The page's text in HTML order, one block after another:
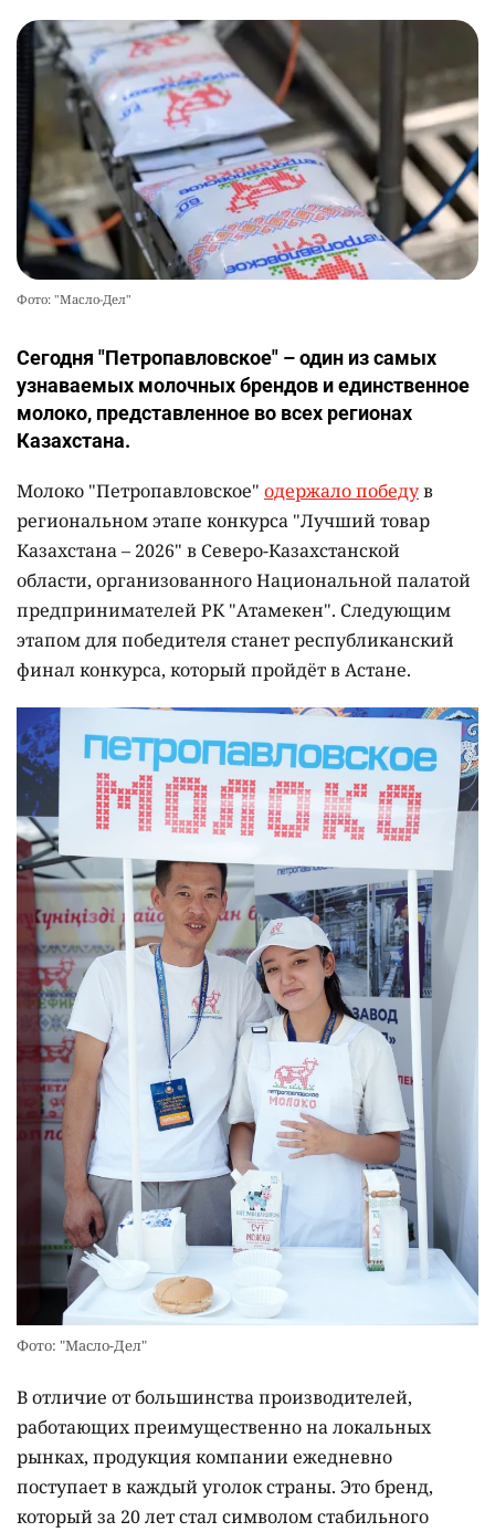
Фото: "Масло-Дел"
Сегодня "Петропавловское" – один из самых
узнаваемых молочных брендов и единственное
молоко, представленное во всех регионах
Казахстана.
Молоко "Петропавловское" одержало победув
региональном этапе конкурса "Лучший товар
Казахстана – 2026" в Северо-Казахстанской
области, организованного Национальной палатой
предпринимателей РК "Атамекен". Следующим
этапом для победителя станет республиканский
финал конкурса, который пройдёт в Астане.
Фото: "Масло-Дел"
В отличие от большинства производителей,
работающих преимущественно на локальных
рынках, продукция компании ежедневно
поступает в каждый уголок страны. Это бренд,
который за 20 лет стал символом стабильного